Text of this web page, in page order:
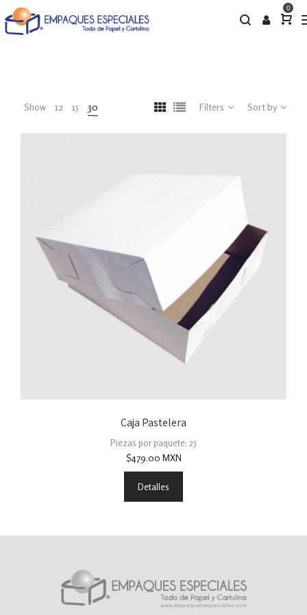
0
Show 12 15 30 Filters Sort by
Caja Pastelera
Piezas por paquete: 25
$479.00 MXN
Detalles